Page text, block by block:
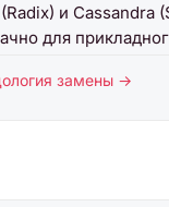
и
для
замены →